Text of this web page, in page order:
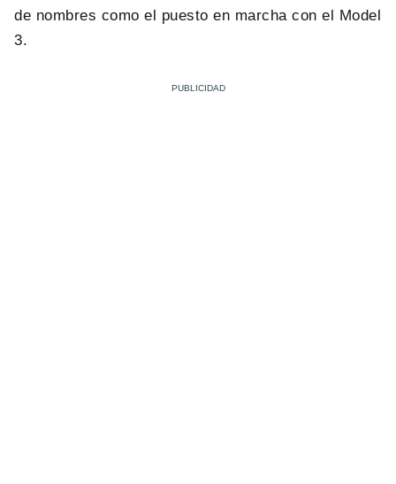
de nombres como el puesto en marcha con el Model
3.